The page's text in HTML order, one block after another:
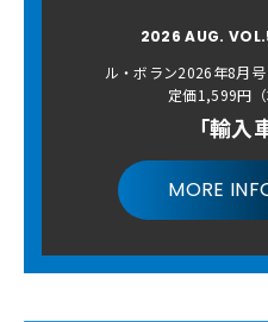
2026 AUG.
ル・ボラン2026年8月
定価1,599円（
「輸入
MORE